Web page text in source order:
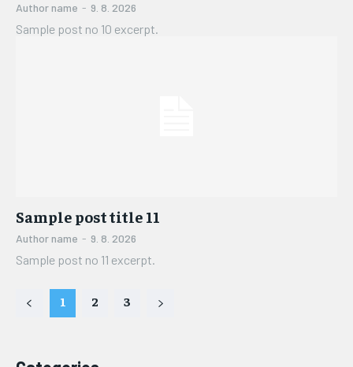
Author name - 9. 8. 2026
Sample post no 10 excerpt.
Sample post title 11
Author name - 9. 8. 2026
Sample post no 11 excerpt.
1 2 3